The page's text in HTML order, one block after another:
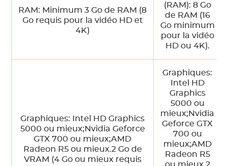
RAM: Minimum 3 Go de RAM (8
Go requis pour la vidéo HD et
4K)
(RAM): 8 Go
de RAM (16
Go minimum
pour la vidéo
HD ou 4K).
Graphiques: Intel HD Graphics
5000 ou mieux;Nvidia Geforce
GTX 700 ou mieux;AMD
Radeon R5 ou mieux.2 Go de
VRAM (4 Go ou mieux requis
Graphiques:
Intel HD
Graphics
5000 ou
mieux;Nvidia
Geforce GTX
700 ou
mieux;AMD
Radeon R5